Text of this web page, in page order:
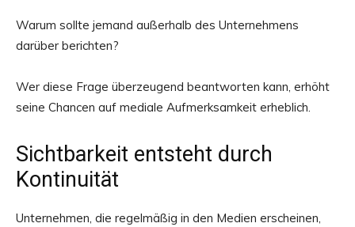
Warum sollte jemand außerhalb des Unternehmens
darüber berichten?
Wer diese Frage überzeugend beantworten kann, erhöht
seine Chancen auf mediale Aufmerksamkeit erheblich.
Sichtbarkeit entsteht durch
Kontinuität
Unternehmen, die regelmäßig in den Medien erscheinen,